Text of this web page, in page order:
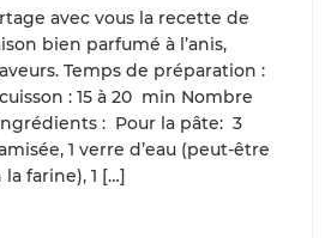
avec vous la recette de
bien parfumé à l’anis,
Temps de préparation :
: 15 à 20 min Nombre
: Pour la pâte: 3
1 verre d’eau (peut-être
farine), 1 […]